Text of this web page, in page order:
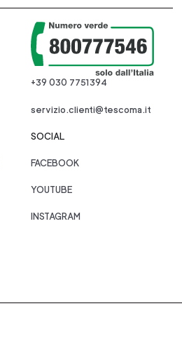
+39 030 7751394
servizio.clienti@tescoma.it
SOCIAL
FACEBOOK
YOUTUBE
INSTAGRAM